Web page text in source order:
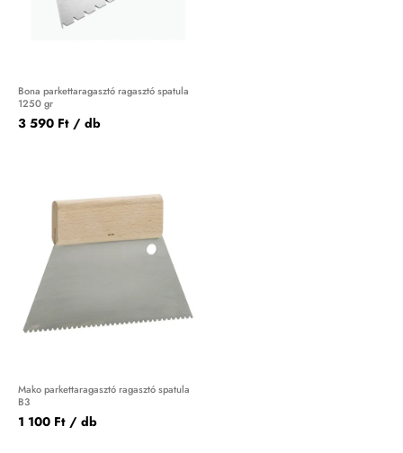
Bona parkettaragasztó ragasztó spatula
1250 gr
3 590 Ft / db
Mako parkettaragasztó ragasztó spatula
B3
1 100 Ft / db